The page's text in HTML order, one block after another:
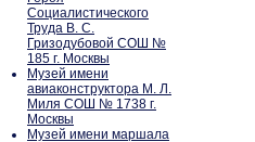
Социалистического
Труда В. С.
Гризодубовой СОШ №
185 г. Москвы
Музей имени
авиаконструктора М. Л.
Миля СОШ № 1738 г.
Москвы
Музей имени маршала